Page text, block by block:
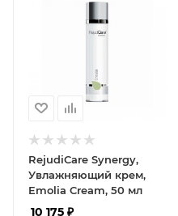
RejudiCare Synergy,
Увлажняющий крем,
Emolia Cream, 50 мл
10 175 ₽